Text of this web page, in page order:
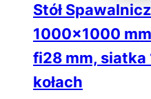
Stół
1000×1000
fi28 mm,
kołach